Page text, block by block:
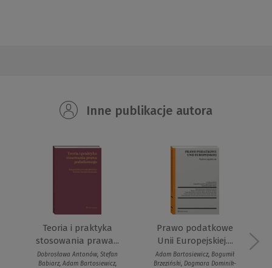
Inne publikacje autora
Teoria i praktyka
stosowania prawa...
Dobrosława Antonów, Stefan
Babiarz, Adam Bartosiewicz,
Prawo podatkowe
Unii Europejskiej....
Adam Bartosiewicz, Bogumił
Brzeziński, Dagmara Dominik-